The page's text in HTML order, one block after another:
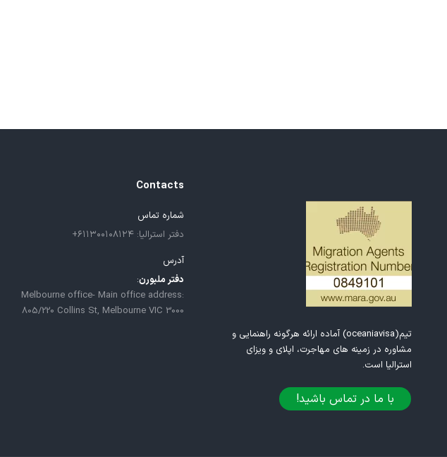
تیم(oceaniavisa) آماده ارائه هرگونه راهنمایی و
مشاوره در زمینه های مهاجرت، اپلای و ویزای
استرالیا است.
با ما در تماس باشید!
Contacts
شماره تماس
دفتر استرالیا: ۶۱۱۳۰۰۱۰۸۱۲۴+
آدرس
دفتر ملبورن:
Melbourne office- Main office address:
805/220 Collins St, Melbourne VIC 3000